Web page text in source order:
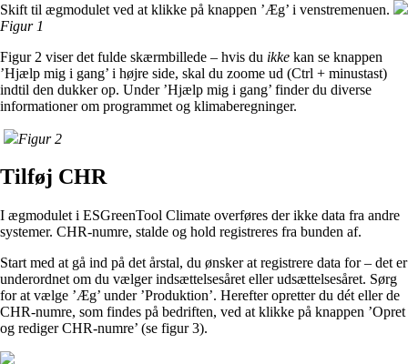
Skift til ægmodulet ved at klikke på knappen ’Æg’ i venstremenuen.
Figur 1
Figur 2 viser det fulde skærmbillede – hvis du ikke kan se knappen
’Hjælp mig i gang’ i højre side, skal du zoome ud (Ctrl + minustast)
indtil den dukker op. Under ’Hjælp mig i gang’ finder du diverse
informationer om programmet og klimaberegninger.
Figur 2
Tilføj CHR
I ægmodulet i ESGreenTool Climate overføres der ikke data fra andre
systemer. CHR-numre, stalde og hold registreres fra bunden af.
Start med at gå ind på det årstal, du ønsker at registrere data for – det er
underordnet om du vælger indsættelsesåret eller udsættelsesåret. Sørg
for at vælge ’Æg’ under ’Produktion’. Herefter opretter du dét eller de
CHR-numre, som findes på bedriften, ved at klikke på knappen ’Opret
og rediger CHR-numre’ (se figur 3).